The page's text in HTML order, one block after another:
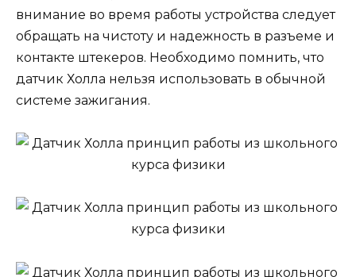
внимание во время работы устройства следует
обращать на чистоту и надежность в разъеме и
контакте штекеров. Необходимо помнить, что
датчик Холла нельзя использовать в обычной
системе зажигания.